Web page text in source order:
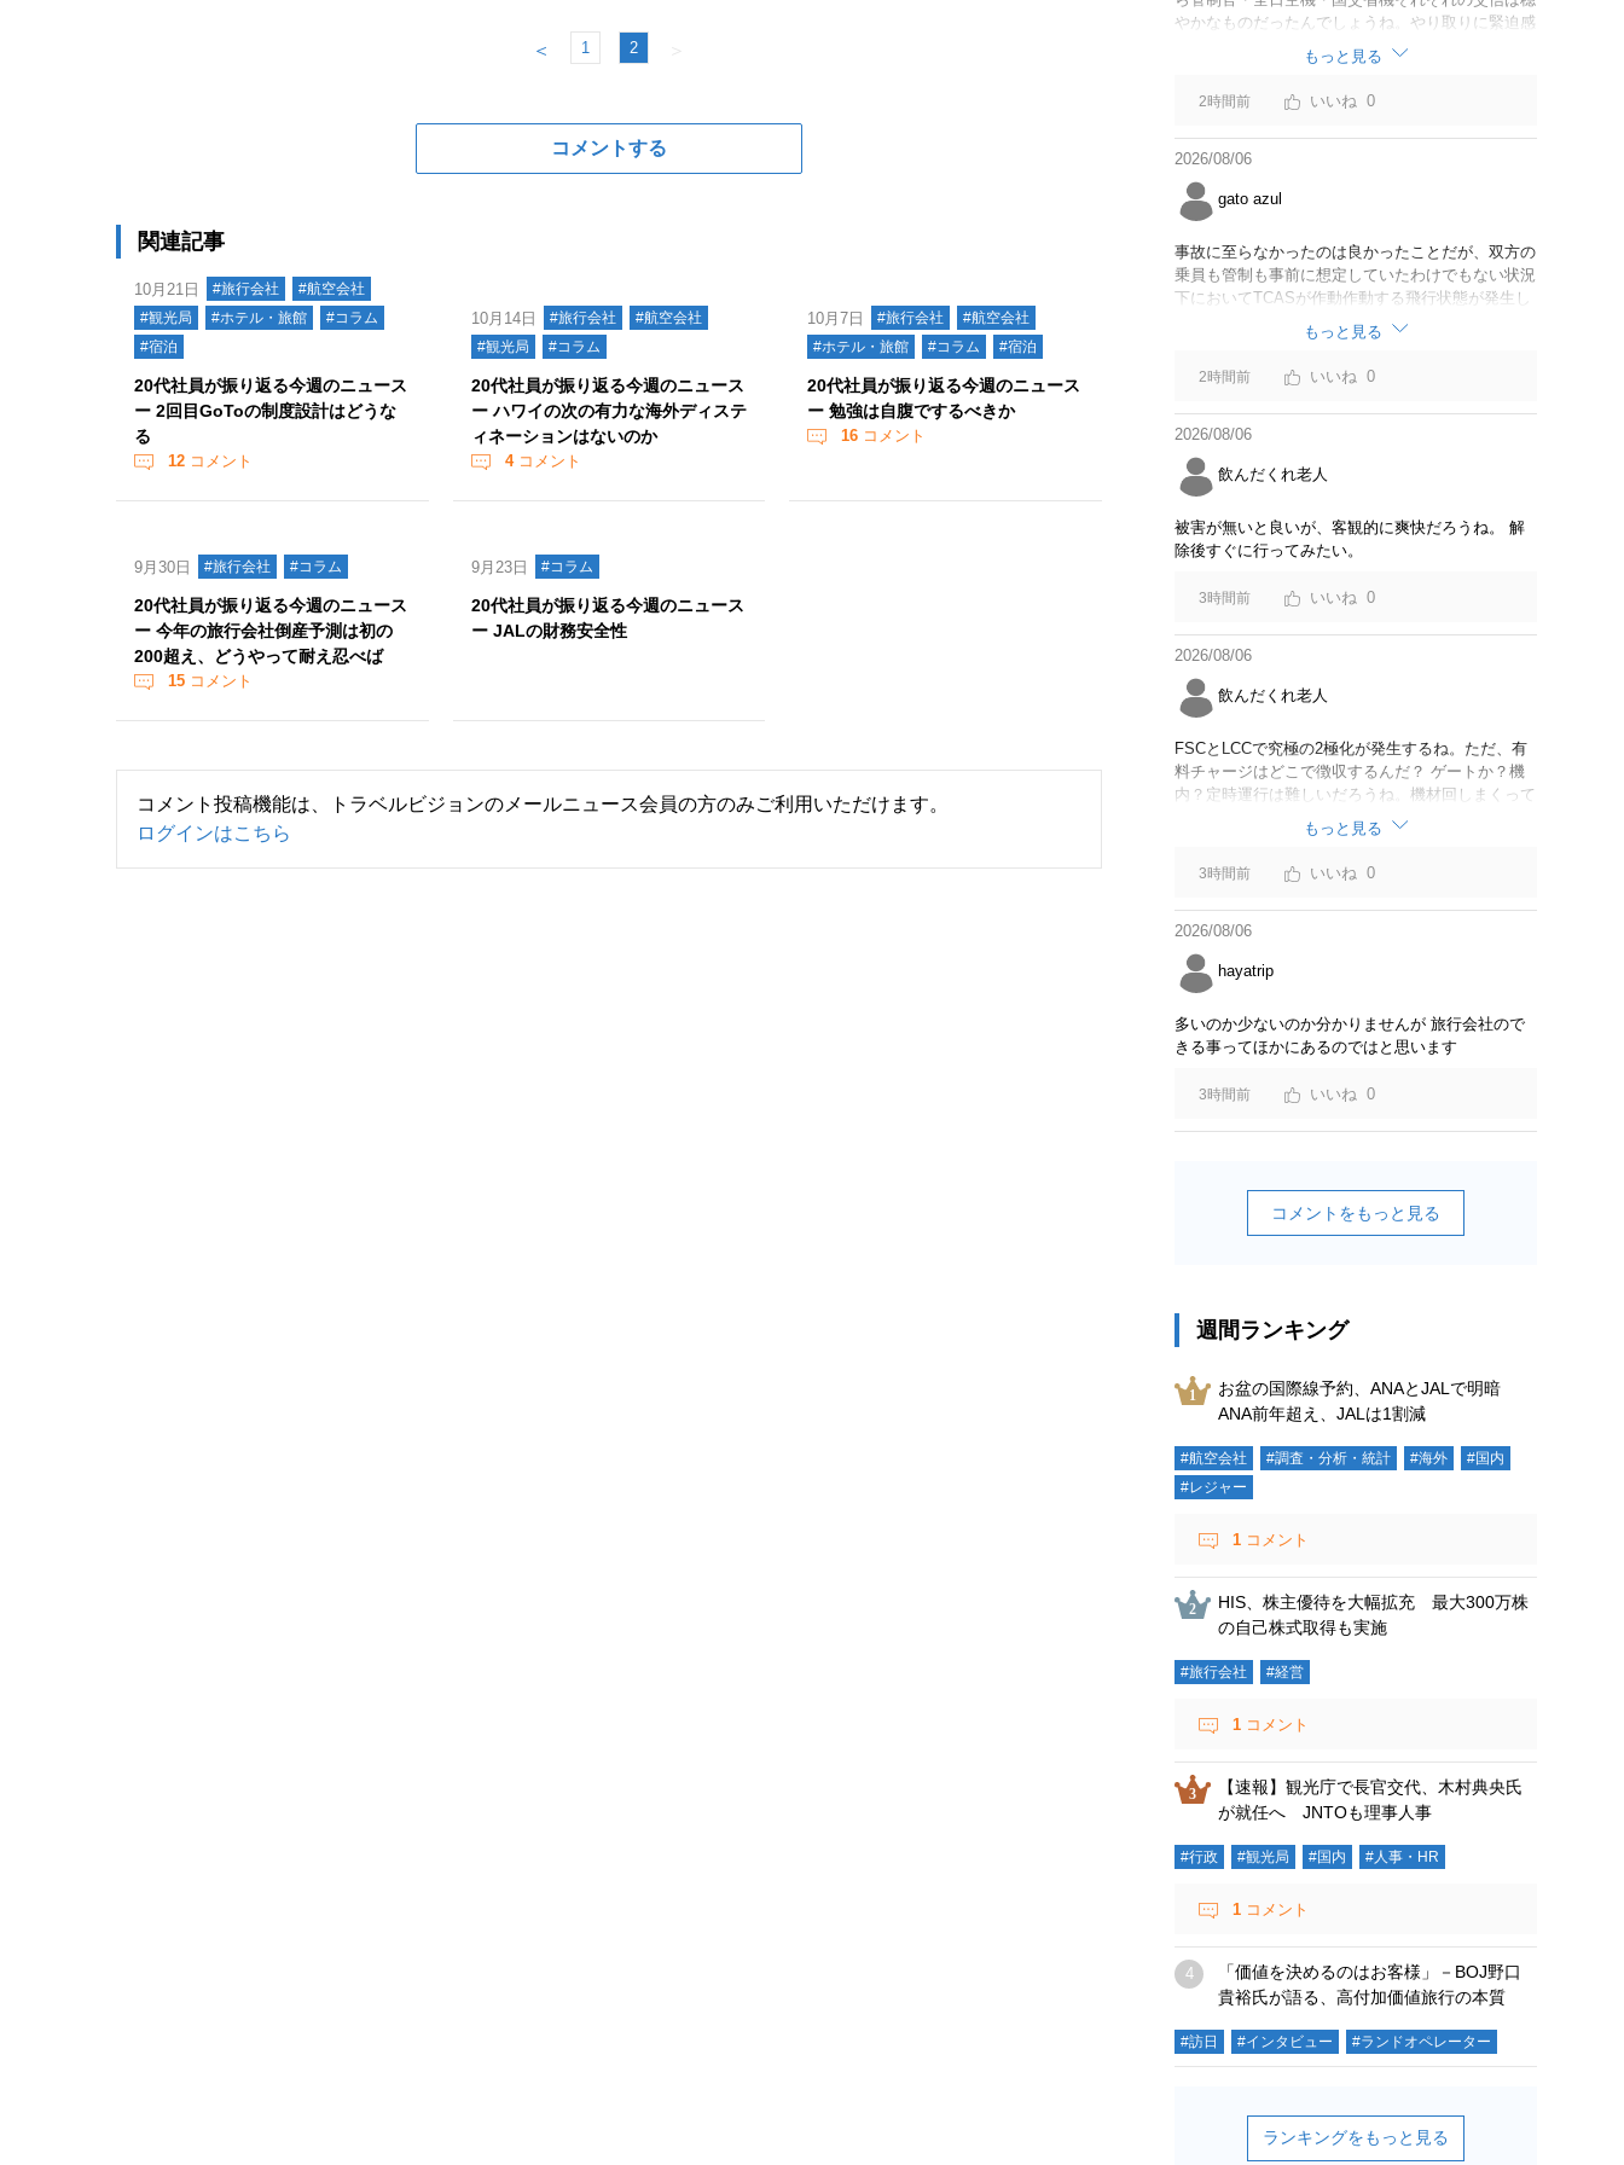
＜ 1 2 ＞
コメントする
関連記事
10月21日 #旅行会社
#航空会社
#観光局
#ホテル・旅館
#コラム
#宿泊
20代社員が振り返る今週のニュース
ー 2回目GoToの制度設計はどうな
る
12 コメント
10月14日 #旅行会社
#航空会社
#観光局
#コラム
20代社員が振り返る今週のニュース
ー ハワイの次の有力な海外ディステ
ィネーションはないのか
4コメント
10月7日 #旅行会社
#航空会社
#ホテル・旅館
#コラム #宿泊
20代社員が振り返る今週のニュース
ー 勉強は自腹でするべきか
16 コメント
9月30日 #旅行会社 #コラム
20代社員が振り返る今週のニュース
ー 今年の旅行会社倒産予測は初の
200超え、どうやって耐え忍べば
15 コメント
9月23日 #コラム
20代社員が振り返る今週のニュース
ー JALの財務安全性
コメント投稿機能は、トラベルビジョンのメールニュース会員の方のみご利用いただけます。
ログインはこちら
やかなものだったんでしょうね。やり取りに緊迫感
がなかったのならば今回の判断は正しいと思いま
もっと見る
2時間前 0
2026/08/06
gato azul
事故に至らなかったのは良かったことだが、双方の
乗員も管制も事前に想定していたわけでもない状況
下においてTCASが作動作動する飛行状態が発生し
たことは事実。CABは身内可愛やでこのままうやむ
やにするつもりだろうか？
もっと見る
2時間前 0
2026/08/06
飲んだくれ老人
被害が無いと良いが、客観的に爽快だろうね。 解
除後すぐに行ってみたい。
3時間前 0
2026/08/06
飲んだくれ老人
FSCとLCCで究極の2極化が発生するね。ただ、有
料チャージはどこで徴収するんだ？ ゲートか？機
内？定時運行は難しいだろうね。機材回しまくって
るからジェットスター豪州路線は全便遅延するんじ
もっと見る
3時間前 0
2026/08/06
hayatrip
多いのか少ないのか分かりませんが 旅行会社ので
きる事ってほかにあるのではと思います
3時間前 0
コメントをもっと見る
週間ランキング
お盆の国際線予約、ANAとJALで明暗
ANA前年超え、JALは1割減
#航空会社 #調査・分析・統計 #海外
#国内
#レジャー
1 コメント
HIS、株主優待を大幅拡充 最大300万株
の自己株式取得も実施
#旅行会社 #経営
1 コメント
【速報】観光庁で長官交代、木村典央氏
が就任へ JNTOも理事人事
#行政 #観光局 #国内 #人事・HR
1 コメント
「価値を決めるのはお客様」－BOJ野口
貴裕氏が語る、高付加価値旅行の本質
#訪日 #インタビュー #ランドオペレーター